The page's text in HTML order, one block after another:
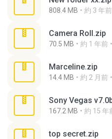
808.4 MB 約 3 年前
Camera Roll.zip
70.5 MB 約 1 年前
Marceline.zip
14.4 MB 約 2 月前
Sony Vegas
167.2 MB 約 15 年
top secret.zip